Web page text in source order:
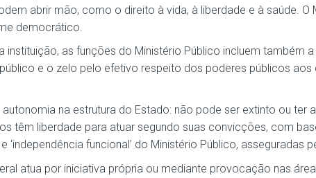
abrir mão, como o direito à vida, à liberdade e à saúde. O
democrático.
instituição, as funções do Ministério Público incluem também
e o zelo pelo efetivo respeito dos poderes públicos aos
autonomia na estrutura do Estado: não pode ser extinto ou ter
têm liberdade para atuar segundo suas convicções, com
‘independência funcional’ do Ministério Público, asseguradas
atua por iniciativa própria ou mediante provocação nas